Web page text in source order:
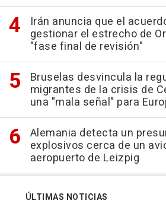
Irán anuncia que el
gestionar el estrecho de
"fase final de revisión"
Bruselas desvincula la
migrantes de la crisis de
una "mala señal" para
Alemania detecta un
explosivos cerca de un
aeropuerto de Leizpig
ÚLTIMAS NOTICIAS